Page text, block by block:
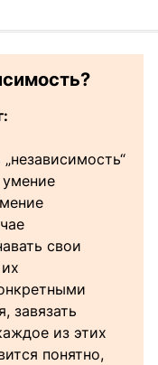
свои
завязать
из этих
понятно,